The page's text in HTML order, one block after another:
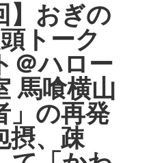
】おぎの
トーク
＠ハロー
馬喰横山
」の再発
、疎